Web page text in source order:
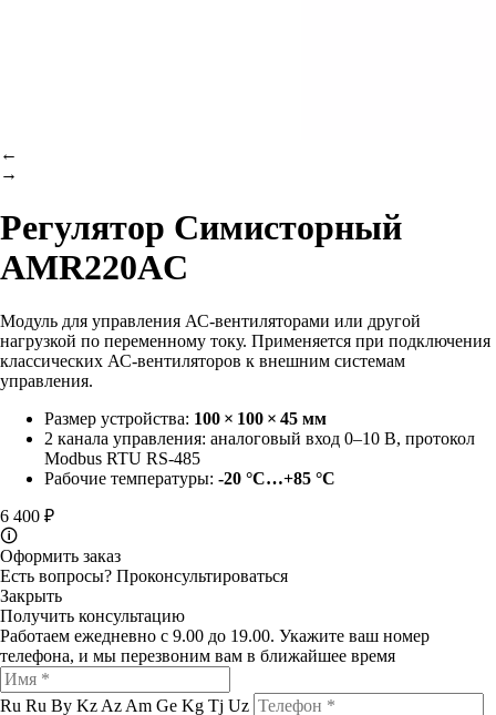
←
→
Регулятор Симисторный
AMR220AC
Модуль для управления АС-вентиляторами или другой
нагрузкой по переменному току. Применяется при подключения
классических АС-вентиляторов к внешним системам
управления.
Размер устройства: 100 × 100 × 45 мм
2 канала управления: аналоговый вход 0–10 В, протокол
Modbus RTU RS-485
Рабочие температуры: -20 °С…+85 °С
6 400 ₽
🛈
Оформить заказ
Есть вопросы? Проконсультироваться
Закрыть
Получить консультацию
Работаем ежедневно с 9.00 до 19.00. Укажите ваш номер
телефона, и мы перезвоним вам в ближайшее время
Ru Ru By Kz Az Am Ge Kg Tj Uz